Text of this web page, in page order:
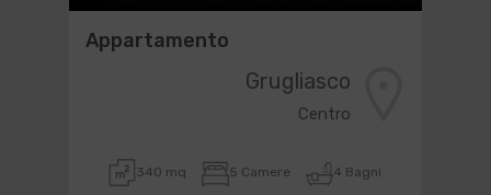
Appartamento
Grugliasco
Centro
340 mq 5 Camere 4 Bagni